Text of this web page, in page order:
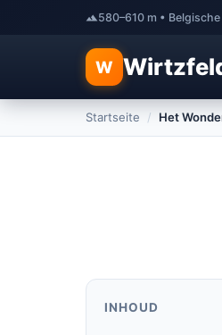
580–610 m •
W
Startseite / Het
INHOUD